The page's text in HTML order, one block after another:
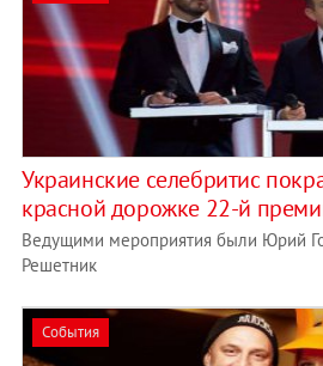
Украинские селебритис
красной дорожке 22-й
Ведущими мероприятия были Юрий
Решетник
События